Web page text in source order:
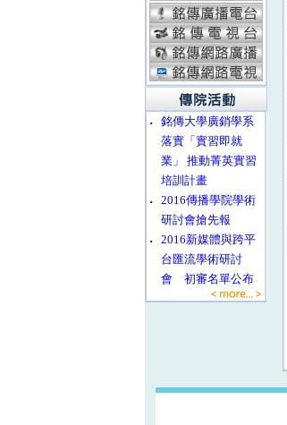
‧
銘傳大學廣銷學系
落實「實習即就
業」 推動菁英實習
培訓計畫
‧
2016傳播學院學術
研討會搶先報
‧
2016新媒體與跨平
台匯流學術研討
會 初審名單公布